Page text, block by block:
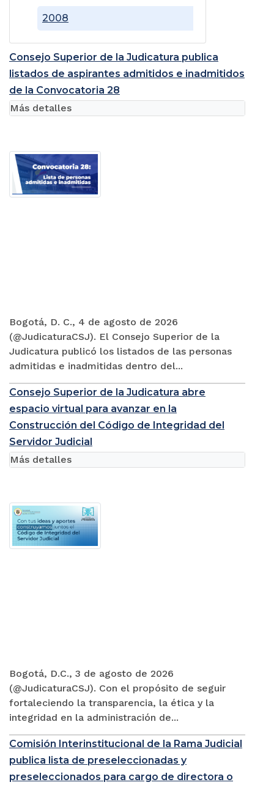
2008
Consejo Superior de la Judicatura publica
listados de aspirantes admitidos e inadmitidos
de la Convocatoria 28
Bogotá, D. C., 4 de agosto de 2026
(@JudicaturaCSJ). El Consejo Superior de la
Judicatura publicó los listados de las personas
admitidas e inadmitidas dentro del...
Más detalles
Consejo Superior de la Judicatura abre
espacio virtual para avanzar en la
Construcción del Código de Integridad del
Servidor Judicial
Bogotá, D.C., 3 de agosto de 2026
(@JudicaturaCSJ). Con el propósito de seguir
fortaleciendo la transparencia, la ética y la
integridad en la administración de...
Más detalles
Comisión Interinstitucional de la Rama Judicial
publica lista de preseleccionadas y
preseleccionados para cargo de directora o